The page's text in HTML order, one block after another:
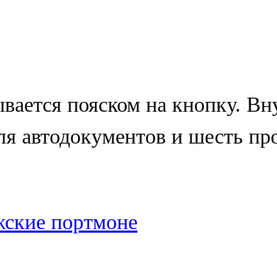
пояском на кнопку.
автодокументов и шесть
портмоне